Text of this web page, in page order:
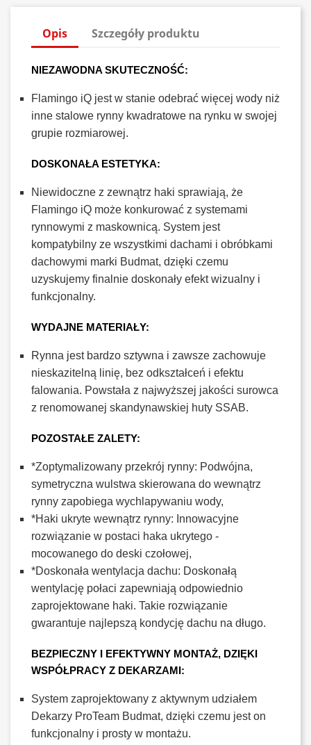
Opis Szczegóły produktu
NIEZAWODNA SKUTECZNOŚĆ:
Flamingo iQ jest w stanie odebrać więcej wody niż
inne stalowe rynny kwadratowe na rynku w swojej
grupie rozmiarowej.
DOSKONAŁA ESTETYKA:
Niewidoczne z zewnątrz haki sprawiają, że
Flamingo iQ może konkurować z systemami
rynnowymi z maskownicą. System jest
kompatybilny ze wszystkimi dachami i obróbkami
dachowymi marki Budmat, dzięki czemu
uzyskujemy finalnie doskonały efekt wizualny i
funkcjonalny.
WYDAJNE MATERIAŁY:
Rynna jest bardzo sztywna i zawsze zachowuje
nieskazitelną linię, bez odkształceń i efektu
falowania. Powstała z najwyższej jakości surowca
z renomowanej skandynawskiej huty SSAB.
POZOSTAŁE ZALETY:
*Zoptymalizowany przekrój rynny: Podwójna,
symetryczna wulstwa skierowana do wewnątrz
rynny zapobiega wychlapywaniu wody,
*Haki ukryte wewnątrz rynny: Innowacyjne
rozwiązanie w postaci haka ukrytego -
mocowanego do deski czołowej,
*Doskonała wentylacja dachu: Doskonałą
wentylację połaci zapewniają odpowiednio
zaprojektowane haki. Takie rozwiązanie
gwarantuje najlepszą kondycję dachu na długo.
BEZPIECZNY I EFEKTYWNY MONTAŻ, DZIĘKI
WSPÓŁPRACY Z DEKARZAMI:
System zaprojektowany z aktywnym udziałem
Dekarzy ProTeam Budmat, dzięki czemu jest on
funkcjonalny i prosty w montażu.